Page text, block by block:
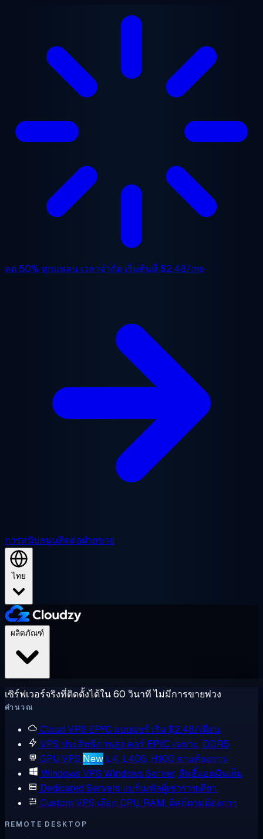
ลด 50% ทุกแพลน เวลาจำกัด เริ่มต้นที่ $2.48/mo
การสนับสนุนติดต่อฝ่ายขาย
ไทย
เซิร์ฟเวอร์จริงที่ติดตั้งได้ใน 60 วินาที ไม่มีการขายพ่วง
คำนวณ
Cloud VPS EPYC แบบแชร์ เริ่ม $2.48/เดือน
VPS ประสิทธิภาพสูง คอร์ EPYC เฉพาะ, DDR5
GPU VPS New L4, L40S, H100 ตามต้องการ
Windows VPS Windows Server, สิทธิ์แอดมินเต็ม
Dedicated Servers แบร์เมทัลผู้เช่ารายเดียว
Custom VPS เลือก CPU, RAM, ดิสก์ตามต้องการ
REMOTE DESKTOP